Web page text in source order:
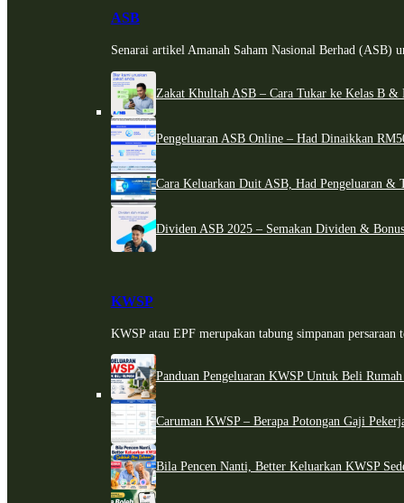
ASB
Senarai artikel Amanah Saham Nasional Berhad (ASB)
Zakat Khultah ASB – Cara Tukar ke Kelas B &
Pengeluaran ASB Online – Had Dinaikkan
Cara Keluarkan Duit ASB, Had Pengeluaran &
Dividen ASB 2025 – Semakan Dividen &
KWSP
KWSP atau EPF merupakan tabung simpanan persaraan
Panduan Pengeluaran KWSP Untuk Beli
Caruman KWSP – Berapa Potongan Gaji
Bila Pencen Nanti, Better Keluarkan KWSP